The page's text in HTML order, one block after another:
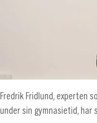
Fredrik Fridlund, experten
under sin gymnasietid,